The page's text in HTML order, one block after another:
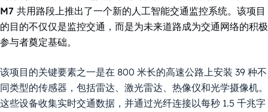
M7 共用路段上推出了一个新的人工智能交通监控系统。该项目
的目的不仅仅是监控交通，而是为未来道路成为交通网络的积极
参与者奠定基础。
该项目的关键要素之一是在 800 米长的高速公路上安装 39 种不
同类型的传感器，包括雷达、激光雷达、热像仪和光学摄像机。
这些设备收集实时交通数据，并通过光纤连接以每秒 1.5 千兆字